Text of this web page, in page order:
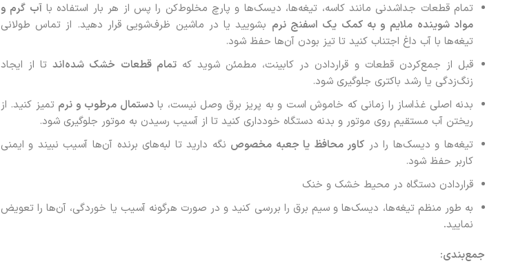
تمام قطعات جداشدنی مانند کاسه، تیغه‌ها، دیسک‌ها و پارچ مخلوط‌کن را پس از هر بار استفاده باآب گرم و
مواد شوینده ملایم و به کمک یک اسفنج نرم بشویید یا در ماشین ظرف‌شویی قرار دهید. از تماس طولانی
تیغه‌ها با آب داغ اجتناب کنید تا تیز بودن آن‌ها حفظ شود.
قبل از جمع‌کردن قطعات و قراردادن در کابینت، مطمئن شوید کهتمام قطعات خشک شده‌اندتا از ایجاد
زنگ‌زدگی یا رشد باکتری جلوگیری شود.
بدنه اصلی غذاساز را زمانی که خاموش است و به پریز برق وصل نیست، بادستمال مرطوب و نرم تمیز کنید. از
ریختن آب مستقیم روی موتور و بدنه دستگاه خودداری کنید تا از آسیب رسیدن به موتور جلوگیری شود.
تیغه‌ها و دیسک‌ها را در کاور محافظ یا جعبه مخصوص نگه دارید تا لبه‌های برنده آن‌ها آسیب نبیند و ایمنی
کاربر حفظ شود.
قراردادن دستگاه در محیط خشک و خنک
به طور منظم تیغه‌ها، دیسک‌ها و سیم برق را بررسی کنید و در صورت هرگونه آسیب یا خوردگی، آن‌ها را تعویض
نمایید.
جمع‌بندی: